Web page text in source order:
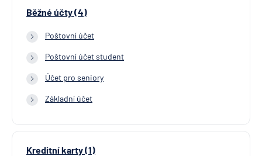
Běžné účty (4)
Poštovní účet
Poštovní účet student
Účet pro seniory
Základní účet
Kreditní karty (1)